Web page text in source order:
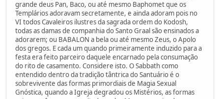
grande deus Pan, Baco, ou até mesmo Baphomet que os
Templários adoravam secretamente, e ainda adoram pois no
VI todos Cavaleiros ilustres da sagrada ordem do Kodosh,
todas as damas de companhia do Santo Graal são ensinados a
adorarem; ou BABALON a bela ou até mesmo Zeus, o Apolo
dos gregos. E cada um quando primeiramente induzido para a
festa era feito parceiro daquele encarnado pela consumação
do rito de casamento. Considere isto. O Sabbath como
entendido dentro da tradição tântrica do Santuário é o
sobrevivente das formas primordiais de Magia Sexual
Gnóstica, quando a Igreja degradou os Mistérios, as formas